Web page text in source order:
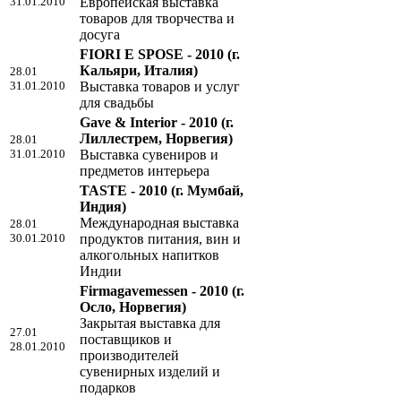
товаров для творчества и
досуга
28.01
31.01.2010
FIORI E SPOSE - 2010 (г.
Кальяри, Италия)
Выставка товаров и услуг
для свадьбы
28.01
31.01.2010
Gave & Interiоr - 2010 (г.
Лиллестрем, Норвегия)
Выставка сувениров и
предметов интерьера
28.01
30.01.2010
TASTE - 2010 (г. Мумбай,
Индия)
Международная выставка
продуктов питания, вин и
алкогольных напитков
Индии
27.01
28.01.2010
Firmagavemessen - 2010 (г.
Осло, Норвегия)
Закрытая выставка для
поставщиков и
производителей
сувенирных изделий и
подарков